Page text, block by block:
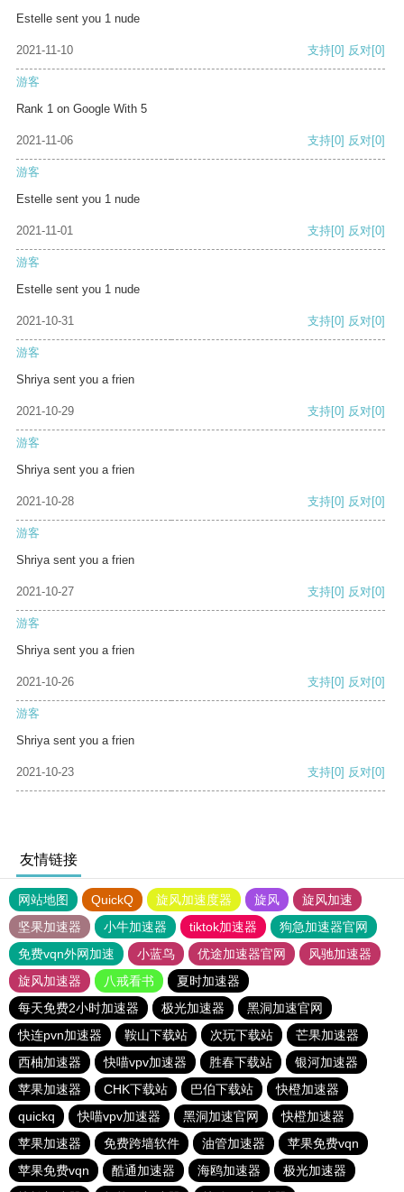
Estelle sent you 1 nude
2021-11-10 支持[0] 反对[0]
游客
Rank 1 on Google With 5
2021-11-06 支持[0] 反对[0]
游客
Estelle sent you 1 nude
2021-11-01 支持[0] 反对[0]
游客
Estelle sent you 1 nude
2021-10-31 支持[0] 反对[0]
游客
Shriya sent you a frien
2021-10-29 支持[0] 反对[0]
游客
Shriya sent you a frien
2021-10-28 支持[0] 反对[0]
游客
Shriya sent you a frien
2021-10-27 支持[0] 反对[0]
游客
Shriya sent you a frien
2021-10-26 支持[0] 反对[0]
游客
Shriya sent you a frien
2021-10-23 支持[0] 反对[0]
友情链接
网站地图 QuickQ 旋风加速度器 旋风
旋风加速
坚果加速器
小牛加速器 tiktok加速器
狗急加速器官网
免费vqn外网加速
小蓝鸟 优途加速器官网
风驰加速器
旋风加速器
八戒看书
夏时加速器
每天免费2小时加速器
极光加速器
黑洞加速官网
快连pvn加速器
鞍山下载站 次玩下载站
芒果加速器
西柚加速器
快喵vpv加速器 胜春下载站
银河加速器
苹果加速器
CHK下载站 巴伯下载站
快橙加速器
quickq
快喵vpv加速器 黑洞加速官网
快橙加速器
苹果加速器
免费跨墙软件 油管加速器
苹果免费vqn
苹果免费vqn
酷通加速器 海鸥加速器
极光加速器